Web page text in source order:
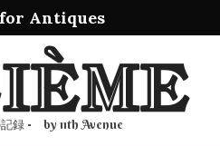
Antiques
録 - by 11th Avenue